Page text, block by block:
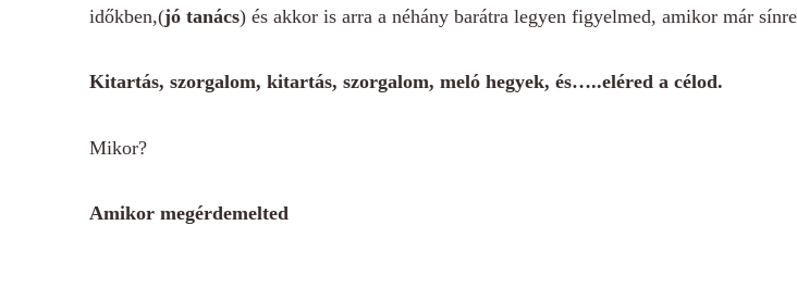
időkben,(jó tanács) és akkor is arra a néhány barátra legyen figyelmed, amikor már
Kitartás, szorgalom, kitartás, szorgalom, meló hegyek, és…..eléred a célod.
Mikor?
Amikor megérdemelted